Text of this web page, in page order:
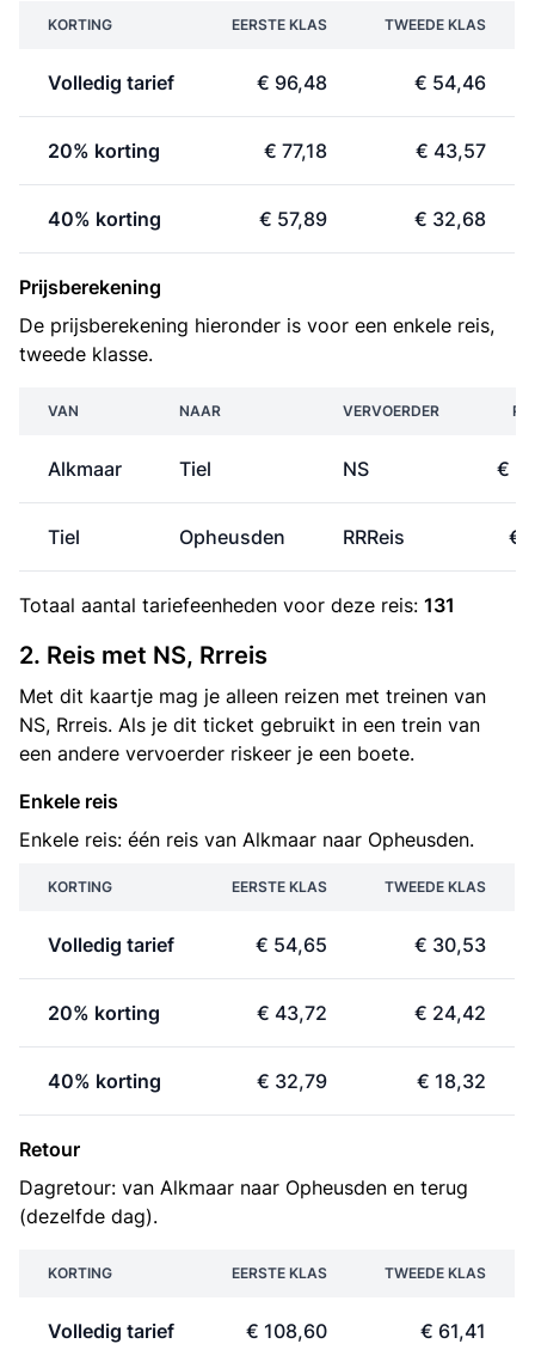
KORTING EERSTE KLAS TWEEDE KLAS
Volledig tarief € 96,48 € 54,46
20% korting € 77,18 € 43,57
40% korting € 57,89 € 32,68
Prijsberekening
De prijsberekening hieronder is voor een enkele reis,
tweede klasse.
VAN NAAR VERVOERDER
Alkmaar Tiel NS €
Tiel Opheusden RRReis €
Totaal aantal tariefeenheden voor deze reis: 131
2. Reis met NS, Rrreis
Met dit kaartje mag je alleen reizen met treinen van
NS, Rrreis. Als je dit ticket gebruikt in een trein van
een andere vervoerder riskeer je een boete.
Enkele reis
Enkele reis: één reis van Alkmaar naar Opheusden.
KORTING EERSTE KLAS TWEEDE KLAS
Volledig tarief € 54,65 € 30,53
20% korting € 43,72 € 24,42
40% korting € 32,79 € 18,32
Retour
Dagretour: van Alkmaar naar Opheusden en terug
(dezelfde dag).
KORTING EERSTE KLAS TWEEDE KLAS
Volledig tarief € 108,60 € 61,41